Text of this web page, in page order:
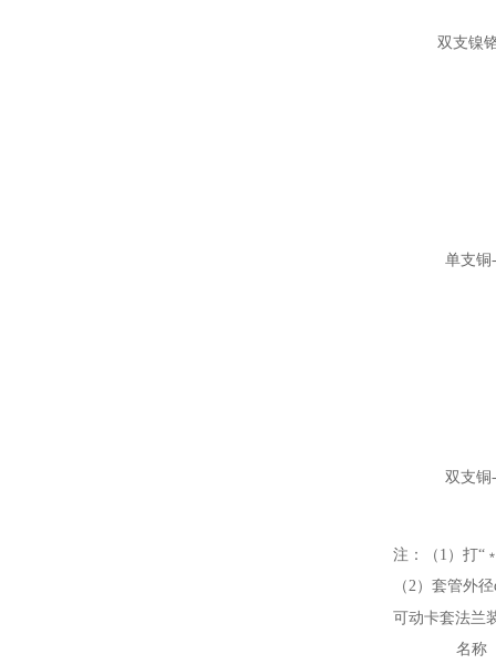
双支镍
单支铜
双支铜
注：（1）打
（2）套管外
可动卡套法兰
名称